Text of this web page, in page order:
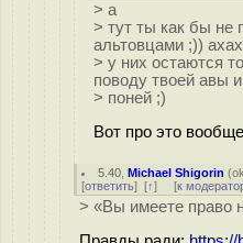
> а
> тут ты как бы не
альтовцами ;))
> у них остаются
поводу твоей авы и
> поней ;)
Вот про это
5.40 ,Michael Shigorin (
[ответить] [↑] [к
> «Вы имеете право